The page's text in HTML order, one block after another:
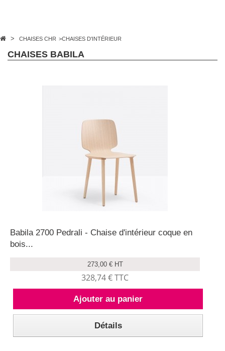
> CHAISES CHR >CHAISES D'INTÉRIEUR
CHAISES BABILA
Babila 2700 Pedrali - Chaise d'intérieur coque en
bois...
273,00 € HT
328,74 € TTC
Ajouter au panier
Détails